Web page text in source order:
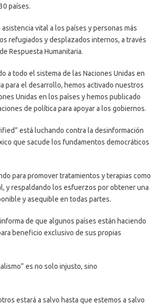
países.
vital a los países y personas más
refugiados y desplazados internos, a través
Respuesta Humanitaria.
todo el sistema de las Naciones Unidas en
para el desarrollo, hemos activado nuestros
Unidas en los países y hemos publicado
de política para apoyar a los gobiernos.
está luchando contra la desinformación
que sacude los fundamentos democráticos
para promover tratamientos y terapias como
y respaldando los esfuerzos por obtener una
y asequible en todas partes.
de que algunos países están haciendo
beneficio exclusivo de sus propias
es no solo injusto, sino
estará a salvo hasta que estemos a salvo